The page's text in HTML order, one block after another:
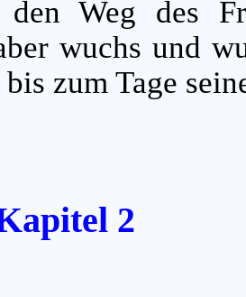
den Weg des
wuchs und
zum Tage
2